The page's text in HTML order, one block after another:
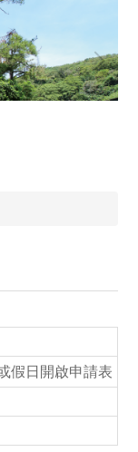
假日開啟申請表